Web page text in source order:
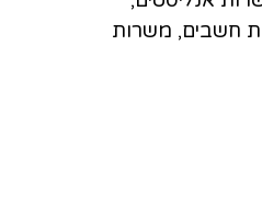
חשבים, משרות